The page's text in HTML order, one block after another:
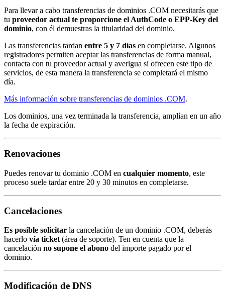
Para llevar a cabo transferencias de dominios .COM necesitarás que
tu proveedor actual te proporcione el AuthCode o EPP-Key del
dominio, con él demuestras la titularidad del dominio.
Las transferencias tardan entre 5 y 7 días en completarse. Algunos
registradores permiten aceptar las transferencias de forma manual,
contacta con tu proveedor actual y averigua si ofrecen este tipo de
servicios, de esta manera la transferencia se completará el mismo
día.
Más información sobre transferencias de dominios .COM.
Los dominios, una vez terminada la transferencia, amplían en un año
la fecha de expiración.
Renovaciones
Puedes renovar tu dominio .COM en cualquier momento, este
proceso suele tardar entre 20 y 30 minutos en completarse.
Cancelaciones
Es posible solicitar la cancelación de un dominio .COM, deberás
hacerlo vía ticket (área de soporte). Ten en cuenta que la
cancelación no supone el abono del importe pagado por el
dominio.
Modificación de DNS